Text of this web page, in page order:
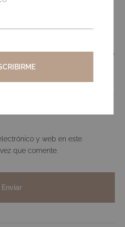
Correo electrónico*
y web en este
que comente.